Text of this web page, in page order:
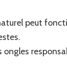
peut